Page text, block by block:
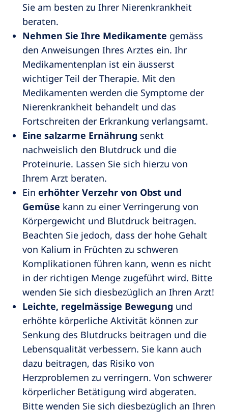
Sie am besten zu Ihrer Nierenkrankheit
beraten.
Nehmen Sie Ihre Medikamente gemäss
den Anweisungen Ihres Arztes ein. Ihr
Medikamentenplan ist ein äusserst
wichtiger Teil der Therapie. Mit den
Medikamenten werden die Symptome der
Nierenkrankheit behandelt und das
Fortschreiten der Erkrankung verlangsamt.
Eine salzarme Ernährung senkt
nachweislich den Blutdruck und die
Proteinurie. Lassen Sie sich hierzu von
Ihrem Arzt beraten.
Ein erhöhter Verzehr von Obst und
Gemüse kann zu einer Verringerung von
Körpergewicht und Blutdruck beitragen.
Beachten Sie jedoch, dass der hohe Gehalt
von Kalium in Früchten zu schweren
Komplikationen führen kann, wenn es nicht
in der richtigen Menge zugeführt wird. Bitte
wenden Sie sich diesbezüglich an Ihren Arzt!
Leichte, regelmässige Bewegung und
erhöhte körperliche Aktivität können zur
Senkung des Blutdrucks beitragen und die
Lebensqualität verbessern. Sie kann auch
dazu beitragen, das Risiko von
Herzproblemen zu verringern. Von schwerer
körperlicher Betätigung wird abgeraten.
Bitte wenden Sie sich diesbezüglich an Ihren